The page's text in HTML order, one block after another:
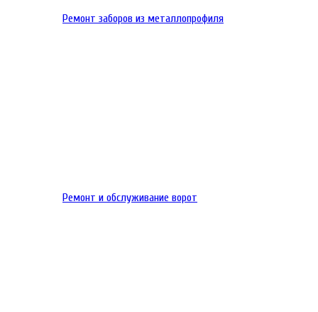
Ремонт заборов из металлопрофиля
Ремонт и обслуживание ворот